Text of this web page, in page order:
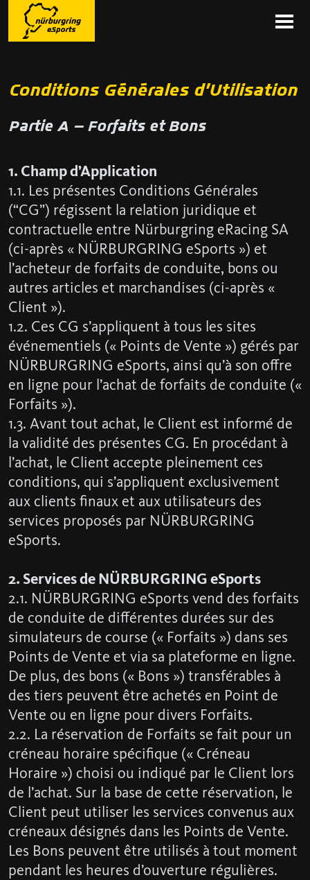
Conditions Générales d’Utilisation
Partie A – Forfaits et Bons
1. Champ d’Application
1.1. Les présentes Conditions Générales
(“CG”) régissent la relation juridique et
contractuelle entre Nürburgring eRacing SA
(ci-après « NÜRBURGRING eSports ») et
l’acheteur de forfaits de conduite, bons ou
autres articles et marchandises (ci-après «
Client »).
1.2. Ces CG s’appliquent à tous les sites
événementiels (« Points de Vente ») gérés par
NÜRBURGRING eSports, ainsi qu’à son offre
en ligne pour l’achat de forfaits de conduite («
Forfaits »).
1.3. Avant tout achat, le Client est informé de
la validité des présentes CG. En procédant à
l’achat, le Client accepte pleinement ces
conditions, qui s’appliquent exclusivement
aux clients finaux et aux utilisateurs des
services proposés par NÜRBURGRING
eSports.
2. Services de NÜRBURGRING eSports
2.1. NÜRBURGRING eSports vend des forfaits
de conduite de différentes durées sur des
simulateurs de course (« Forfaits ») dans ses
Points de Vente et via sa plateforme en ligne.
De plus, des bons (« Bons ») transférables à
des tiers peuvent être achetés en Point de
Vente ou en ligne pour divers Forfaits.
2.2. La réservation de Forfaits se fait pour un
créneau horaire spécifique (« Créneau
Horaire ») choisi ou indiqué par le Client lors
de l’achat. Sur la base de cette réservation, le
Client peut utiliser les services convenus aux
créneaux désignés dans les Points de Vente.
Les Bons peuvent être utilisés à tout moment
pendant les heures d’ouverture régulières.